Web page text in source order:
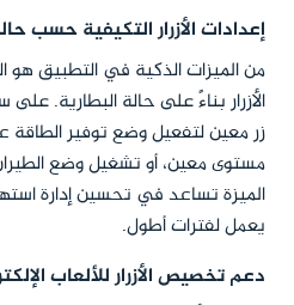
إعدادات الأزرار التكيفية حسب
من الميزات الذكية في التطبيق
الأزرار بناءً على حالة البطارية.
زر معين لتفعيل وضع توفير الطاقة
مستوى معين، أو تشغيل وضع
الميزة تساعد في تحسين إدارة
يعمل لفترات أطول.
دعم تخصيص الأزرار للألعاب